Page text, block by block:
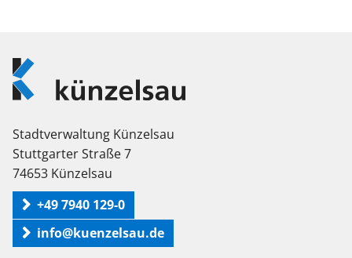
Logo
Künzelsau
Stadtverwaltung Künzelsau
Stuttgarter Straße 7
74653 Künzelsau
+49 7940 129-0
info@kuenzelsau.de